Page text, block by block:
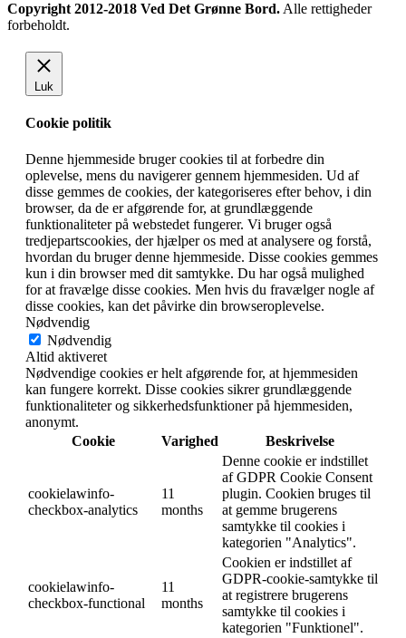
Copyright 2012-2018 Ved Det Grønne Bord. Alle rettigheder
forbeholdt.
Luk
Cookie politik
Denne hjemmeside bruger cookies til at forbedre din
oplevelse, mens du navigerer gennem hjemmesiden. Ud af
disse gemmes de cookies, der kategoriseres efter behov, i din
browser, da de er afgørende for, at grundlæggende
funktionaliteter på webstedet fungerer. Vi bruger også
tredjepartscookies, der hjælper os med at analysere og forstå,
hvordan du bruger denne hjemmeside. Disse cookies gemmes
kun i din browser med dit samtykke. Du har også mulighed
for at fravælge disse cookies. Men hvis du fravælger nogle af
disse cookies, kan det påvirke din browseroplevelse.
Nødvendig
Nødvendig
Altid aktiveret
Nødvendige cookies er helt afgørende for, at hjemmesiden
kan fungere korrekt. Disse cookies sikrer grundlæggende
funktionaliteter og sikkerhedsfunktioner på hjemmesiden,
anonymt.
Cookie
Varighed Beskrivelse
cookielawinfo-
checkbox-analytics
11
months
Denne cookie er indstillet
af GDPR Cookie Consent
plugin. Cookien bruges til
at gemme brugerens
samtykke til cookies i
kategorien "Analytics".
cookielawinfo-
checkbox-functional
11
months
Cookien er indstillet af
GDPR-cookie-samtykke til
at registrere brugerens
samtykke til cookies i
kategorien "Funktionel".